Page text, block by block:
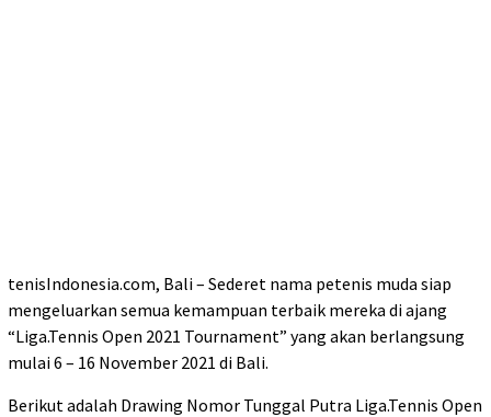
tenisIndonesia.com, Bali – Sederet nama petenis muda siap
mengeluarkan semua kemampuan terbaik mereka di ajang
“Liga.Tennis Open 2021 Tournament” yang akan berlangsung
mulai 6 – 16 November 2021 di Bali.
Berikut adalah Drawing Nomor Tunggal Putra Liga.Tennis Open